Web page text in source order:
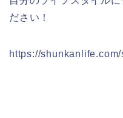
ださい！
https://